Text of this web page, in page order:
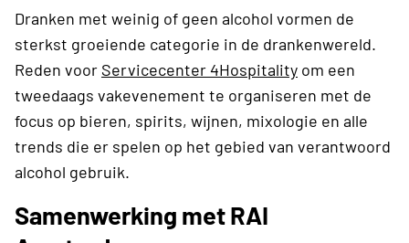
Dranken met weinig of geen alcohol vormen de
sterkst groeiende categorie in de drankenwereld.
Reden voor Servicecenter 4Hospitality om een
tweedaags vakevenement te organiseren met de
focus op bieren, spirits, wijnen, mixologie en alle
trends die er spelen op het gebied van verantwoord
alcohol gebruik.
Samenwerking met RAI